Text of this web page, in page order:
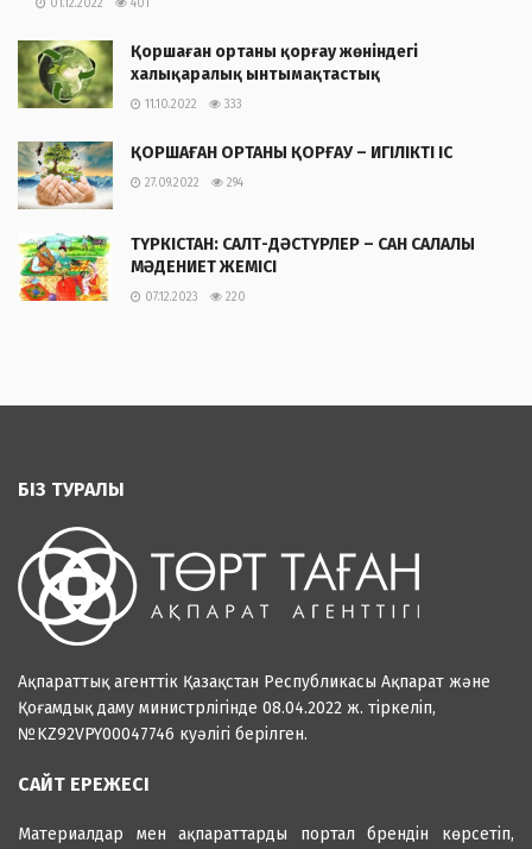
01.12.2022 401
Қоршаған ортаны қорғау жөніндегі
халықаралық ынтымақтастық
11.10.2022 333
ҚОРШАҒАН ОРТАНЫ ҚОРҒАУ – ИГІЛІКТІ ІС
27.09.2022 294
ТҮРКІСТАН: САЛТ-ДӘСТҮРЛЕР – САН САЛАЛЫ
МӘДЕНИЕТ ЖЕМІСІ
07.12.2023 220
БІЗ ТУРАЛЫ
Ақпараттық агенттік Қазақстан Республикасы Ақпарат және
Қоғамдық даму министрлігінде 08.04.2022 ж. тіркеліп,
№KZ92VPY00047746 куәлігі берілген.
САЙТ ЕРЕЖЕСІ
Материалдар мен ақпараттарды портал брендін көрсетіп,